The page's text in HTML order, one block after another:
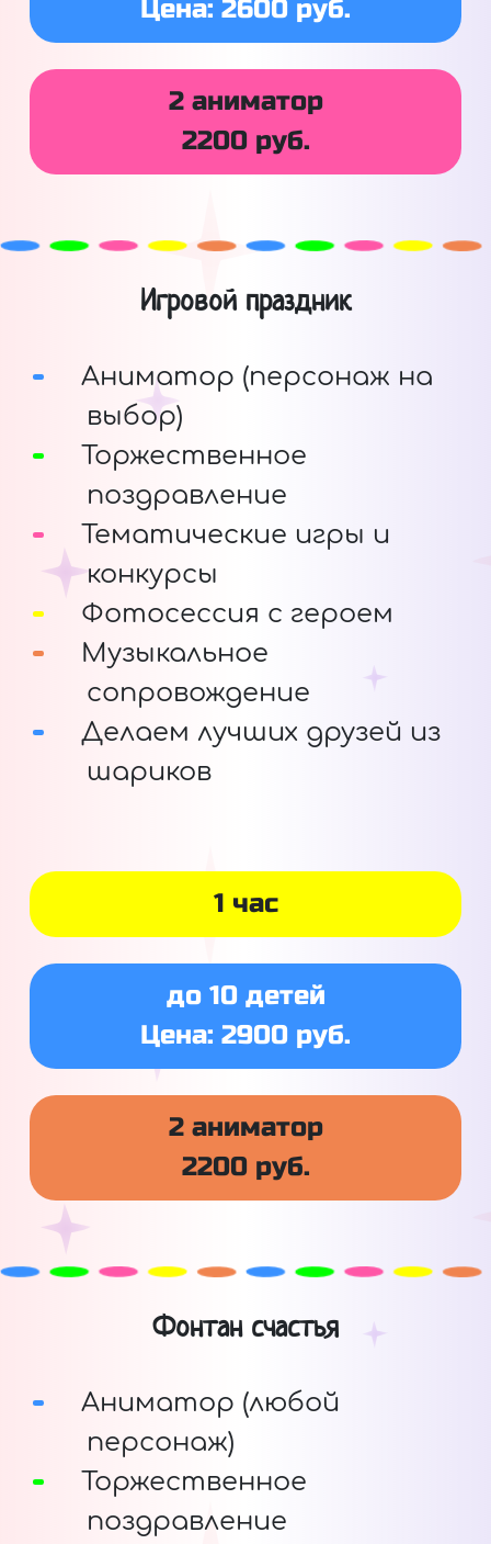
Цена: 2600 руб.
2 аниматор
2200 руб.
Игровой праздник
Аниматор (персонаж на
выбор)
Торжественное
поздравление
Тематические игры и
конкурсы
Фотосессия с героем
Музыкальное
сопровождение
Делаем лучших друзей из
шариков
1 час
до 10 детей
Цена: 2900 руб.
2 аниматор
2200 руб.
Фонтан счастья
Аниматор (любой
персонаж)
Торжественное
поздравление